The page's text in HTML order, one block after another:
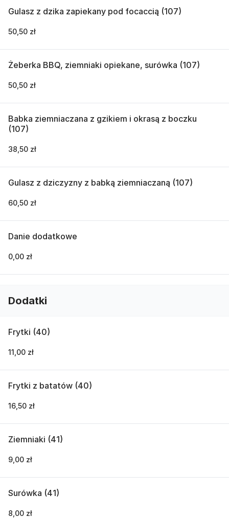
Gulasz z dzika zapiekany pod focaccią (107)
50,50 zł
Żeberka BBQ, ziemniaki opiekane, surówka (107)
50,50 zł
Babka ziemniaczana z gzikiem i okrasą z boczku
(107)
38,50 zł
Gulasz z dziczyzny z babką ziemniaczaną (107)
60,50 zł
Danie dodatkowe
0,00 zł
Dodatki
Frytki (40)
11,00 zł
Frytki z batatów (40)
16,50 zł
Ziemniaki (41)
9,00 zł
Surówka (41)
8,00 zł